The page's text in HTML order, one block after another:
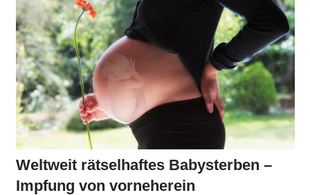
Weltweit rätselhaftes Babysterben –
Impfung von vorneherein